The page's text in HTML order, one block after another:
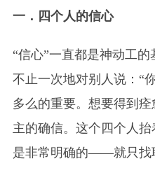
一．四个人的信心
“信心”一直都是神动工
不止一次地对别人说：“
多么的重要。想要得到
主的确信。这个四个人
是非常明确的——就只找